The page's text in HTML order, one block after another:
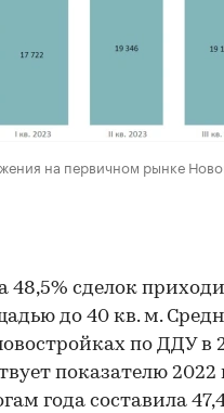
на первичном рынке
48,5% сделок
до 40 кв. м.
по ДДУ в
показателю
года составила